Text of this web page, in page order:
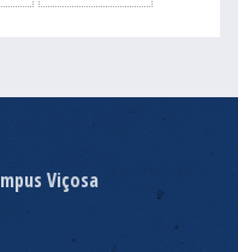
Viçosa